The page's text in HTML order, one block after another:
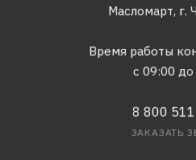
Масломарт, г.
Время работы
с 09:00
8 800
ЗАКАЗАТЬ